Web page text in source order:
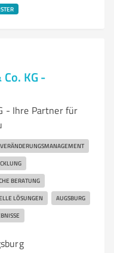
KG -
- Ihre Partner für
VERÄNDERUNGSMANAGEMENT
BERATUNG
LÖSUNGEN AUGSBURG